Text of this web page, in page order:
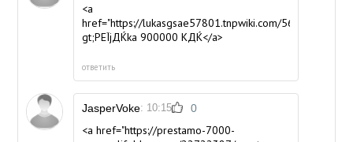
<a
href="https://lukasgsae57801.tnpwiki.com/5694797/
gt;PЕЇjДЌka 900000 KДЌ</a>
ответить
JasperVoke: 10:15 0
<a href="https://prestamo-7000-